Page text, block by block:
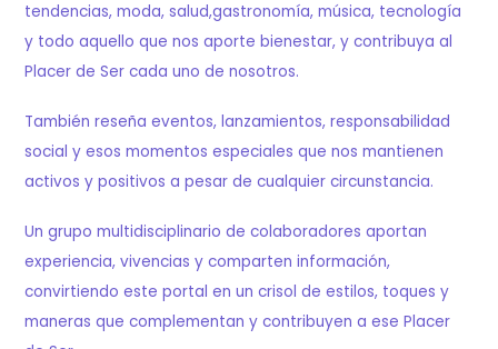
tendencias, moda, salud,gastronomía, música, tecnología
y todo aquello que nos aporte bienestar, y contribuya al
Placer de Ser cada uno de nosotros.
También reseña eventos, lanzamientos, responsabilidad
social y esos momentos especiales que nos mantienen
activos y positivos a pesar de cualquier circunstancia.
Un grupo multidisciplinario de colaboradores aportan
experiencia, vivencias y comparten información,
convirtiendo este portal en un crisol de estilos, toques y
maneras que complementan y contribuyen a ese Placer